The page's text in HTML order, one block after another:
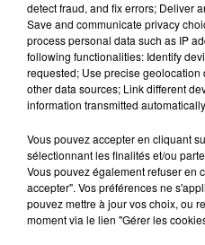
nancéiens de talent,
chanter leurs
Le lien pour la
https://www.label-
solidarite-ukraine-au-
rouge-avec-phoenix-
FIL ACTUS
5 août 2026
detect fraud, and fix errors; Deliver
Save and communicate privacy
process personal data such as IP
following functionalities: Identify
requested; Use precise
other data sources; Link different
information transmitted
Vous pouvez accepter en cliquant
sélectionnant les finalités et/ou
Vous pouvez également refuser en
accepter". Vos préférences ne
pouvez mettre à jour vos choix, ou
moment via le lien "Gérer les